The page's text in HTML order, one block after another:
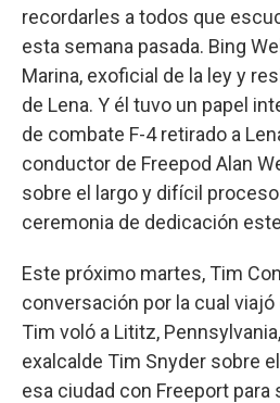
recordarles a todos que
esta semana pasada. Bing
Marina, exoficial de la ley y
de Lena. Y él tuvo un papel
de combate F-4 retirado a
conductor de Freepod Alan
sobre el largo y difícil
ceremonia de dedicación
Este próximo martes, Tim
conversación por la cual
Tim voló a Lititz,
exalcalde Tim Snyder sobre
esa ciudad con Freeport para